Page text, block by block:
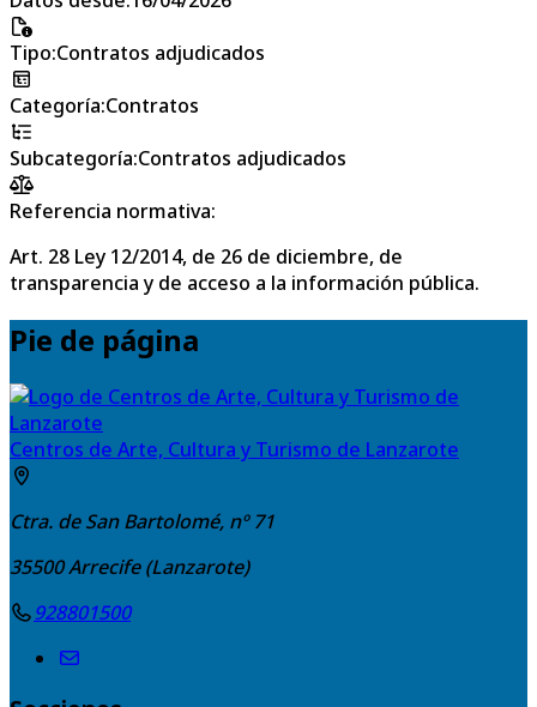
Tipo:Contratos adjudicados
Categoría:Contratos
Subcategoría:Contratos adjudicados
Referencia normativa:
Art. 28 Ley 12/2014, de 26 de diciembre, de
transparencia y de acceso a la información pública.
Pie de página
Centros de Arte, Cultura y Turismo de Lanzarote
Ctra. de San Bartolomé, nº 71
35500Arrecife (Lanzarote)
928801500